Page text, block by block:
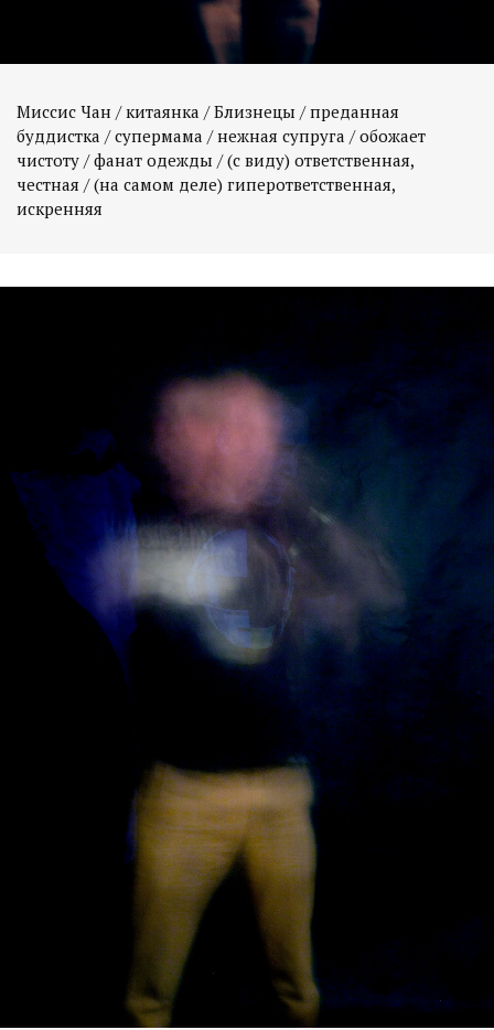
Миссис Чан / китаянка / Близнецы / преданная
буддистка / супермама / нежная супруга / обожает
чистоту / фанат одежды / (с виду) ответственная,
честная / (на самом деле) гиперответственная,
искренняя